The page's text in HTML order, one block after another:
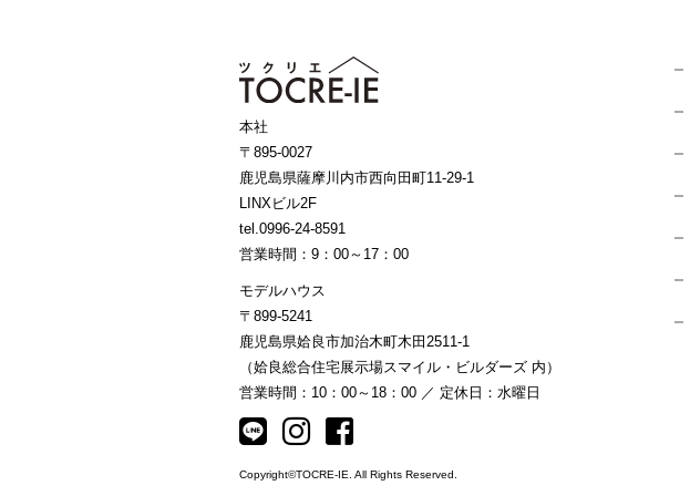
本社
〒895-0027
鹿児島県薩摩川内市西向田町11-29-1
LINXビル2F
tel.0996-24-8591
営業時間：9：00～17：00
モデルハウス
〒899-5241
鹿児島県姶良市加治木町木田2511-1
（姶良総合住宅展示場スマイル・ビルダーズ 内）
営業時間：10：00～18：00 ／ 定休日：水曜日
Copyright©TOCRE-IE. All Rights Reserved.